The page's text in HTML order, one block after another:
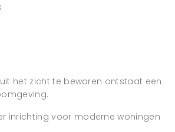
het zicht te bewaren ontstaat een
inrichting voor moderne woningen